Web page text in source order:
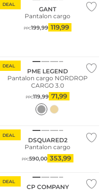
DEAL
GANT
Pantalon cargo
PPC199,99 119,99
DEAL
PME LEGEND
Pantalon cargo NORDROP
CARGO 3.0
PPC119,99 71,99
DEAL
DSQUARED2
Pantalon cargo
PPC590,00 353,99
DEAL
CP COMPANY